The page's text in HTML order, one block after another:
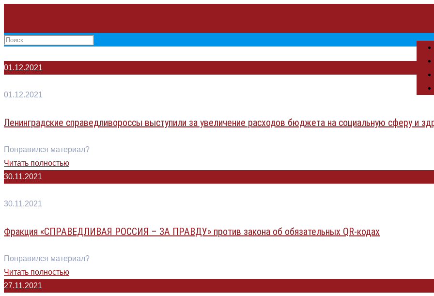
01.12.2021
01.12.2021
Ленинградские справедливороссы выступили за увеличение расходов бюджета на социальную сферу и
Понравился материал?
Читать полностью
30.11.2021
30.11.2021
Фракция «СПРАВЕДЛИВАЯ РОССИЯ – ЗА ПРАВДУ» против закона об обязательных QR-кодах
Понравился материал?
Читать полностью
27.11.2021